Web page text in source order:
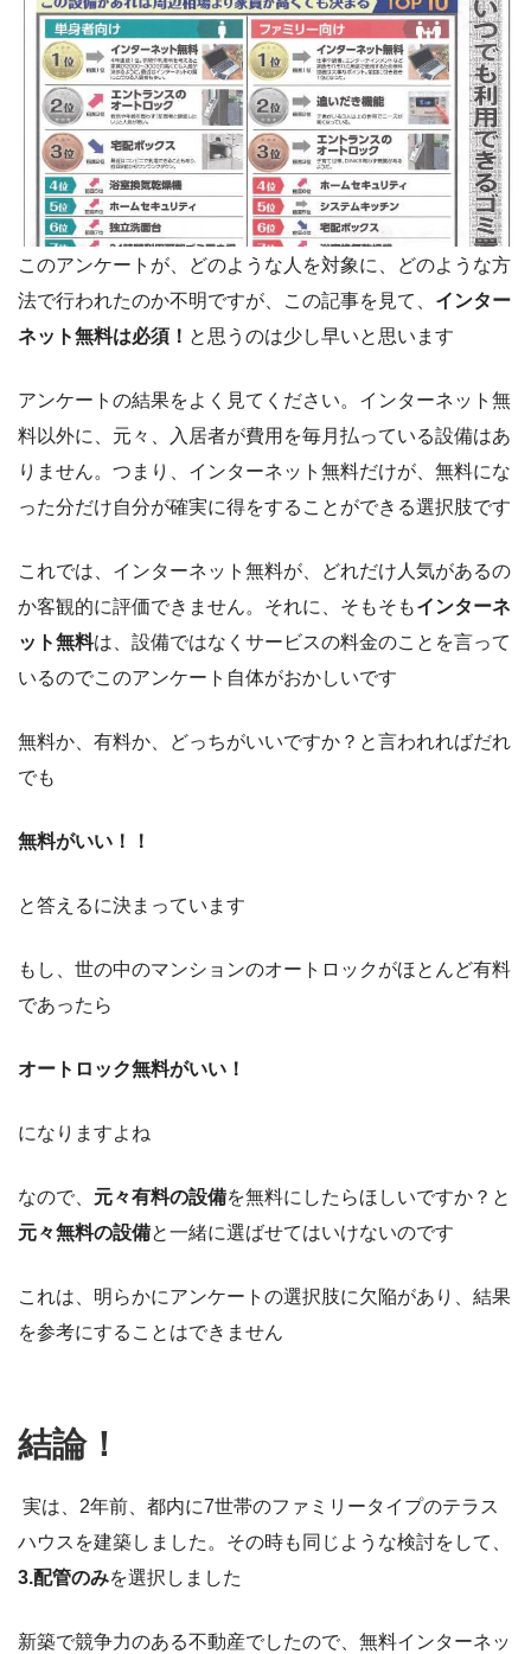
このアンケートが、どのような人を対象に、どのような方
法で行われたのか不明ですが、この記事を見て、 インター
ネット無料は必須！ と思うのは少し早いと思います
アンケートの結果をよく見てください。インターネット無
料以外に、元々、入居者が費用を毎月払っている設備はあ
りません。つまり、インターネット無料だけが、無料にな
った分だけ自分が確実に得をすることができる選択肢です
これでは、インターネット無料が、どれだけ人気があるの
か客観的に評価できません。それに、そもそもインターネ
ット無料は、設備ではなくサービスの料金のことを言って
いるのでこのアンケート自体がおかしいです
無料か、有料か、どっちがいいですか？と言われればだれ
でも
無料がいい！！
と答えるに決まっています
もし、世の中のマンションのオートロックがほとんど有料
であったら
オートロック無料がいい！
になりますよね
なので、 元々有料の設備を無料にしたらほしいですか？と
元々無料の設備と一緒に選ばせてはいけないのです
これは、明らかにアンケートの選択肢に欠陥があり、結果
を参考にすることはできません
結論！
実は、2年前、都内に7世帯のファミリータイプのテラス
ハウスを建築しました。その時も同じような検討をして、
3.配管のみを選択しました
新築で競争力のある不動産でしたので、無料インターネッ